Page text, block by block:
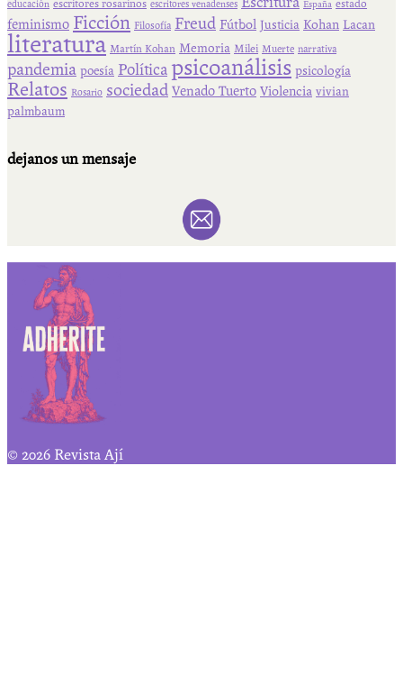
educación escritores rosarinos escritores venadenses España estado
feminismo Ficción Filosofía Freud Fútbol Justicia Kohan Lacan
literatura Martín Kohan Memoria Milei Muerte narrativa
pandemia poesía Política psicoanálisis psicología
Relatos Rosario sociedad Venado Tuerto Violencia vivian
palmbaum
dejanos un mensaje
© 2026 Revista Ají